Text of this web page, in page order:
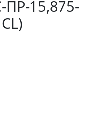
ПР-15,875-